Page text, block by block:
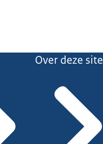
Over deze site